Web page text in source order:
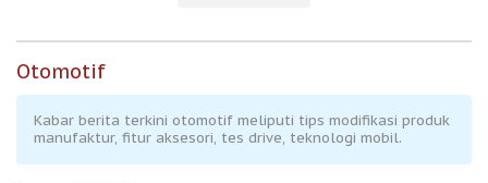
Otomotif
Kabar berita terkini otomotif meliputi tips modifikasi produk
manufaktur, fitur aksesori, tes drive, teknologi mobil.